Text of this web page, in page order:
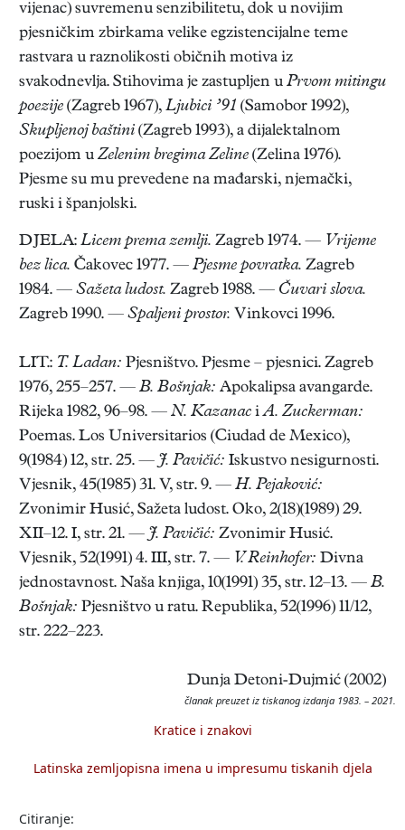
vijenac) suvremenu senzibilitetu, dok u novijim
pjesničkim zbirkama velike egzistencijalne teme
rastvara u raznolikosti običnih motiva iz
svakodnevlja. Stihovima je zastupljen u Prvom mitingu
poezije (Zagreb 1967), Ljubici ’91 (Samobor 1992),
Skupljenoj baštini (Zagreb 1993), a dijalektalnom
poezijom u Zelenim bregima Zeline (Zelina 1976).
Pjesme su mu prevedene na mađarski, njemački,
ruski i španjolski.
DJELA: Licem prema zemlji. Zagreb 1974. — Vrijeme
bez lica. Čakovec 1977. — Pjesme povratka. Zagreb
1984. — Sažeta ludost. Zagreb 1988. — Čuvari slova.
Zagreb 1990. — Spaljeni prostor. Vinkovci 1996.
LIT.: T. Ladan: Pjesništvo. Pjesme – pjesnici. Zagreb
1976, 255–257. — B. Bošnjak: Apokalipsa avangarde.
Rijeka 1982, 96–98. — N. Kazanac iA. Zuckerman:
Poemas. Los Universitarios (Ciudad de Mexico),
9(1984) 12, str. 25. — J. Pavičić: Iskustvo nesigurnosti.
Vjesnik, 45(1985) 31. V, str. 9. — H. Pejaković:
Zvonimir Husić, Sažeta ludost. Oko, 2(18)(1989) 29.
XII–12. I, str. 21. — J. Pavičić: Zvonimir Husić.
Vjesnik, 52(1991) 4. III, str. 7. — V. Reinhofer: Divna
jednostavnost. Naša knjiga, 10(1991) 35, str. 12–13. — B.
Bošnjak: Pjesništvo u ratu. Republika, 52(1996) 11/12,
str. 222–223.
Dunja Detoni-Dujmić (2002)
članak preuzet iz tiskanog izdanja 1983. – 2021.
Kratice i znakovi
Latinska zemljopisna imena u impresumu tiskanih djela
Citiranje: